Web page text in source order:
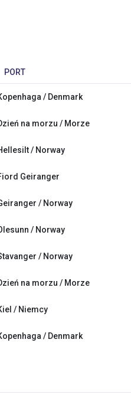
PORT
/ Denmark
na morzu / Morze
/ Norway
Geiranger
/ Norway
/ Norway
/ Norway
na morzu / Morze
/ Niemcy
/ Denmark